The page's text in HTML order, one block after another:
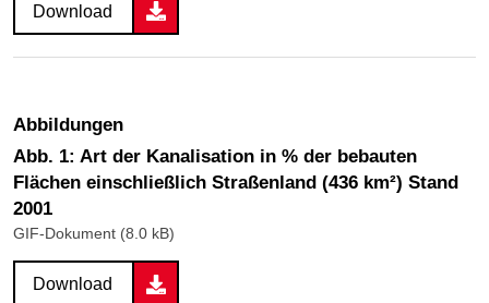
Download
Abbildungen
Abb. 1: Art der Kanalisation in % der bebauten
Flächen einschließlich Straßenland (436 km²) Stand
2001
GIF-Dokument (8.0 kB)
Download